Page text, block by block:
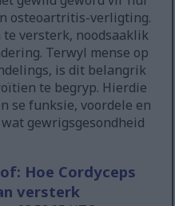
osteoartritis-verligting.
versterk, noodsaaklik
Terwyl mense op
is dit belangrik
te begryp. Hierdie
se funksie, voordele en
gewrigsgesondheid
Hoe Cordyceps
versterk